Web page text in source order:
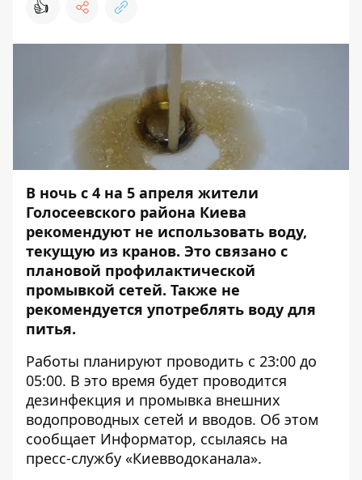
👍
В ночь с 4 на 5 апреля жители
Голосеевского района Киева
рекомендуют не использовать воду,
текущую из кранов. Это связано с
плановой профилактической
промывкой сетей. Также не
рекомендуется употреблять воду для
питья.
Работы планируют проводить с 23:00 до
05:00. В это время будет проводится
дезинфекция и промывка внешних
водопроводных сетей и вводов. Об этом
сообщает Информатор, ссылаясь на
пресс-службу «Киевводоканала».